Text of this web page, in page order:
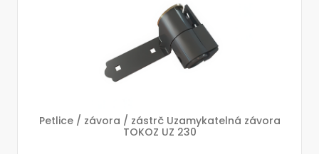
Petlice / závora / zástrč Uzamykatelná závora
TOKOZ UZ 230